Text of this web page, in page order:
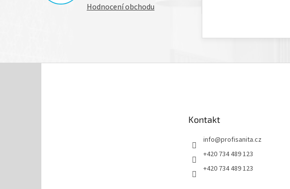
Hodnocení obchodu
Kontakt
info@profisanita.cz
+420 734 489 123
+420 734 489 123